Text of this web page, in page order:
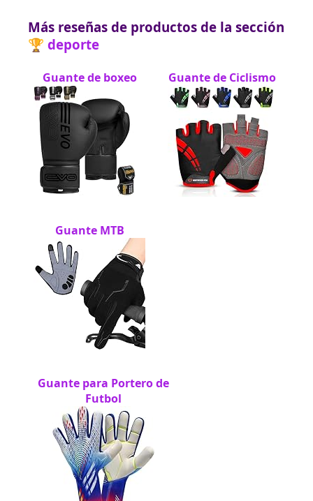
Más reseñas de productos de la sección
🏆 deporte
Guante de boxeo Guante de Ciclismo
Guante MTB
Guante para Portero de
Futbol